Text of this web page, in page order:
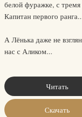
белой фуражке, с
Капитан первого
А Лёнька даже не
нас с Аликом...
Читать
Скачать